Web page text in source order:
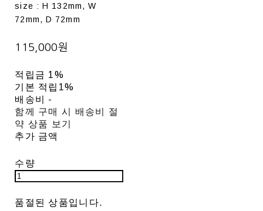
size : H 132mm, W
72mm, D 72mm
115,000원
적립금 1%
기본 적립 1%
배송비 -
함께 구매 시 배송비 절
약 상품 보기
추가 금액
수량
품절된 상품입니다.